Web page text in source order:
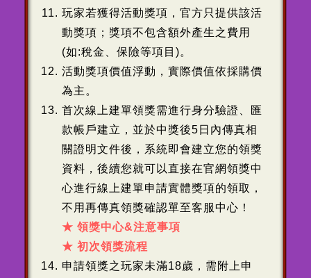
玩家若獲得活動獎項，官方只提供該活
動獎項；獎項不包含額外產生之費用
(如:稅金、保險等項目)。
活動獎項價值浮動，實際價值依採購價
為主。
首次線上建單領獎需進行身分驗證、匯
款帳戶建立，並於中獎後5日內傳真相
關證明文件後，系統即會建立您的領獎
資料，後續您就可以直接在官網領獎中
心進行線上建單申請實體獎項的領取，
不用再傳真領獎確認單至客服中心！
★ 領獎中心&注意事項
★ 初次領獎流程
申請領獎之玩家未滿18歲，需附上申